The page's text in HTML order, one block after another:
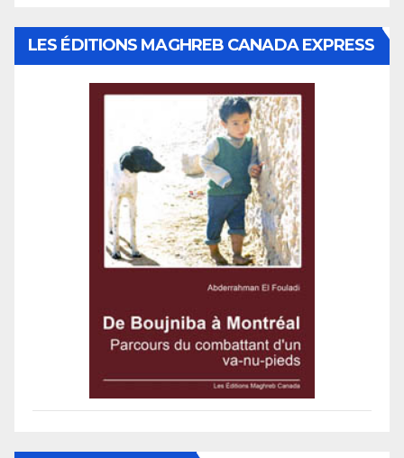
LES ÉDITIONS MAGHREB CANADA EXPRESS